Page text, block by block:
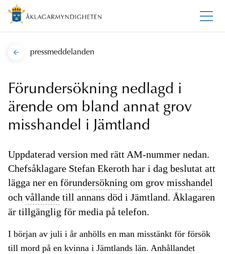
pressmeddelanden
Förundersökning nedlagd i
ärende om bland annat grov
misshandel i Jämtland
Uppdaterad version med rätt AM-nummer nedan.
Chefsåklagare Stefan Ekeroth har i dag beslutat att
lägga ner en förundersökning om grov misshandel
och vållande till annans död i Jämtland. Åklagaren
är tillgänglig för media på telefon.
I början av juli i år anhölls en man misstänkt för försök
till mord på en kvinna i Jämtlands län. Anhållandet